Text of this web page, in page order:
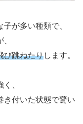
子が多い種類で、
び跳ねたりします。
、
き付いた状態で驚い